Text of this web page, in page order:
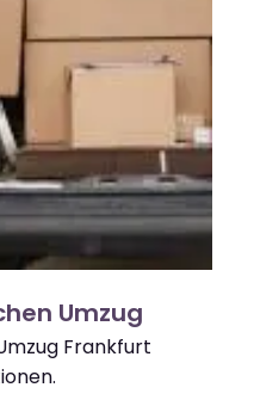
Umzug
Frankfurt